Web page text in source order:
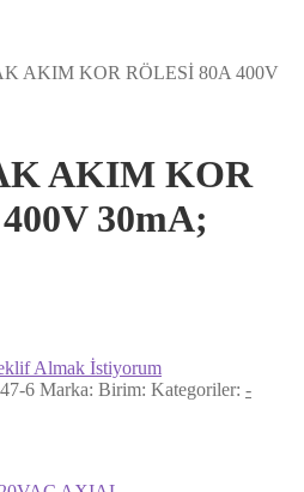
AKIM KOR RÖLESİ 80A 400V
AKIM KOR
30mA;
Almak İstiyorum
6 Marka: Birim: Kategoriler: -